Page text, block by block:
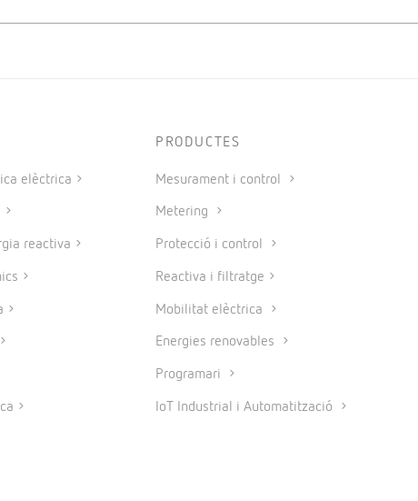
elèctrica
reactiva
PRODUCTES
Mesurament i control
Metering
Protecció i control
Reactiva i filtratge
Mobilitat elèctrica
Energies renovables
Programari
IoT Industrial i Automatització